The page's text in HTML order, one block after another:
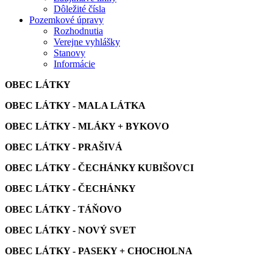
Dôležité čísla
Pozemkové úpravy
Rozhodnutia
Verejne vyhlášky
Stanovy
Informácie
OBEC LÁTKY
OBEC LÁTKY - MALA LÁTKA
OBEC LÁTKY - MLÁKY + BYKOVO
OBEC LÁTKY - PRAŠIVÁ
OBEC LÁTKY - ČECHÁNKY KUBIŠOVCI
OBEC LÁTKY - ČECHÁNKY
OBEC LÁTKY - TÁŇOVO
OBEC LÁTKY - NOVÝ SVET
OBEC LÁTKY - PASEKY + CHOCHOLNA